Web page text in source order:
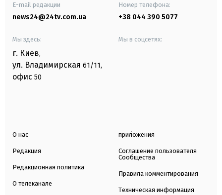
E-mail редакции
news24@24tv.com.ua
Номер телефона:
+38 044 390 5077
Мы здесь:
г. Киев,
ул. Владимирская 61/11,
офис 50
Мы в соцсетях:
О нас
Редакция
Редакционная политика
О телеканале
приложения
Соглашение пользователя
Сообщества
Правила комментирования
Техническая информация